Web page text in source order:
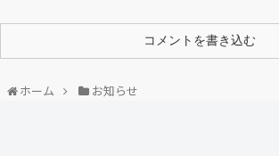
コメントを書き込む
ホーム お知らせ